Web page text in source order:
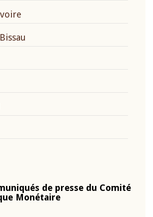
de presse du Comité
Monétaire